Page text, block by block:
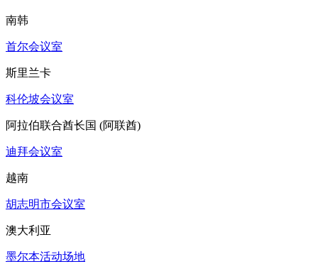
南韩
首尔会议室
斯里兰卡
科伦坡会议室
阿拉伯联合酋长国 (阿联酋)
迪拜会议室
越南
胡志明市会议室
澳大利亚
墨尔本活动场地